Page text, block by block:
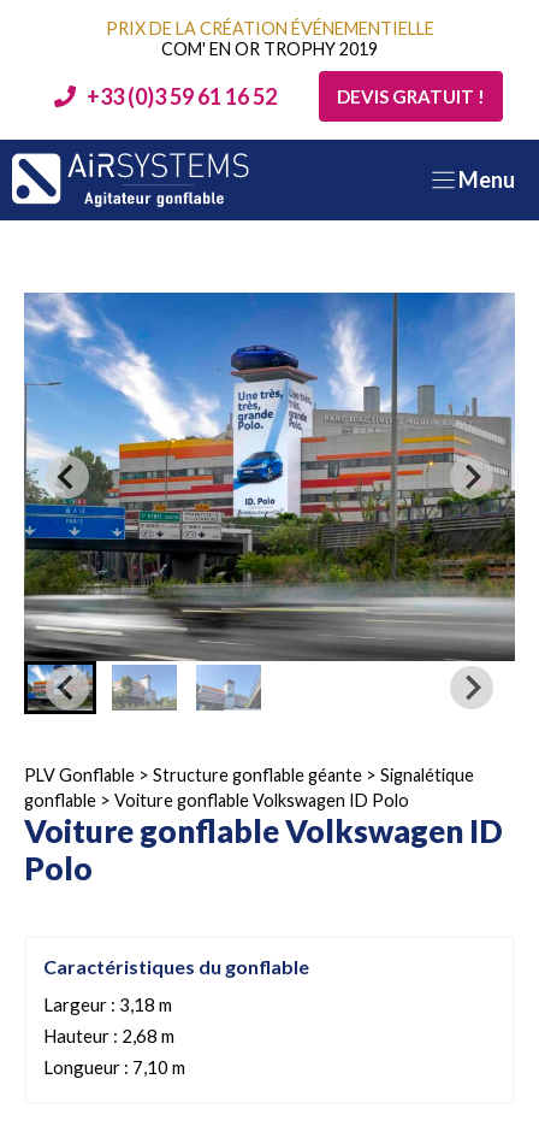
contenu
PRIX DE LA CRÉATION ÉVÉNEMENTIELLE
COM' EN OR TROPHY 2019
+33 (0)3 59 61 16 52 DEVIS GRATUIT !
Menu
PLV Gonflable > Structure gonflable géante > Signalétique
gonflable > Voiture gonflable Volkswagen ID Polo
Voiture gonflable Volkswagen ID
Polo
Caractéristiques du gonflable
Largeur : 3,18 m
Hauteur : 2,68 m
Longueur : 7,10 m